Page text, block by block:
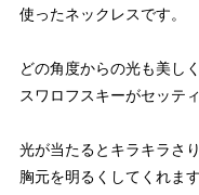
使ったネックレスです。
どの角度からの光も美し
スワロフスキーがセッテ
光が当たるとキラキラさ
胸元を明るくしてくれます